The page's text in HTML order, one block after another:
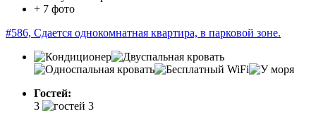
+ 7 фото
#586, Сдается однокомнатная квартира, в парковой зоне.
Гостей:
3